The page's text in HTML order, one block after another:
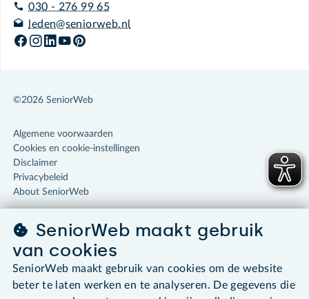
030 - 276 99 65
leden@seniorweb.nl
©2026 SeniorWeb
Algemene voorwaarden
Cookies en cookie-instellingen
Disclaimer
Privacybeleid
About SeniorWeb
SeniorWeb maakt gebruik
van cookies
SeniorWeb maakt gebruik van cookies om de website
beter te laten werken en te analyseren. De gegevens die